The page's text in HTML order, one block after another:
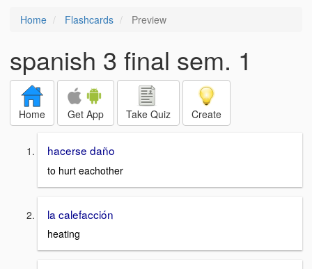
Home Flashcards Preview
spanish 3 final sem. 1
Home Get App Take Quiz Create
hacerse daño
to hurt eachother
la calefacción
heating